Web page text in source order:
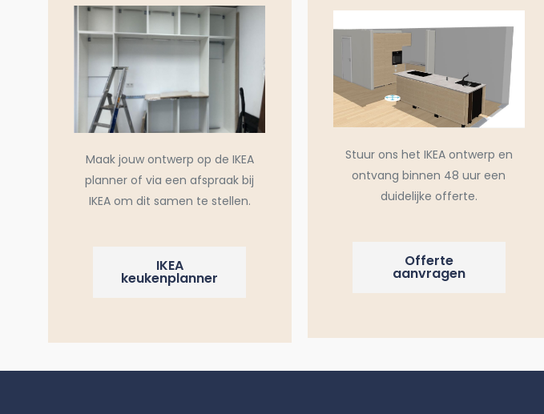
Maak jouw ontwerp op de IKEA
planner of via een afspraak bij
IKEA om dit samen te stellen.
IKEA
keukenplanner
Stuur ons het IKEA ontwerp en
ontvang binnen 48 uur een
duidelijke offerte.
Offerte
aanvragen